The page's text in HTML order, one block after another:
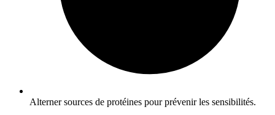
Alterner sources de protéines pour prévenir les sensibilités.